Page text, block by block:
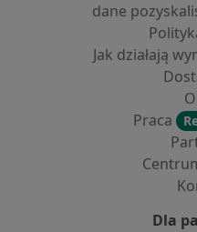
dane
Jak działają
Praca
Dla